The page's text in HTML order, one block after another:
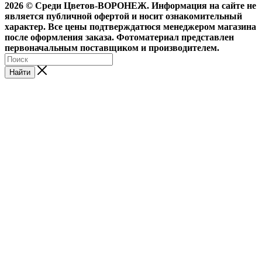
2026 © Среди Цветов-ВОРОНЕЖ. Информация на сайте не
является публичной офертой и носит ознакомительный
характер. Все цены подтверждатюся менеджером магазина
после оформления заказа. Фотоматериал представлен
первоначальным поставщиком и производителем.
Найти